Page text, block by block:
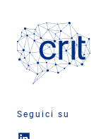
Seguici su